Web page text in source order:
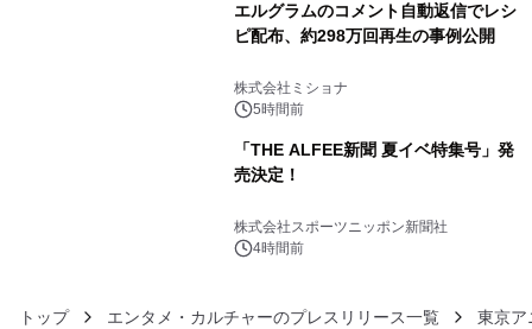
エルグラムのコメント自動返信でレシ
ピ配布、約298万回再生の事例公開
株式会社ミショナ
5時間前
「THE ALFEE新聞 夏イベ特集号」発
売決定！
株式会社スポーツニッポン新聞社
4時間前
トップ エンタメ・カルチャーのプレスリリース一覧 東京ア